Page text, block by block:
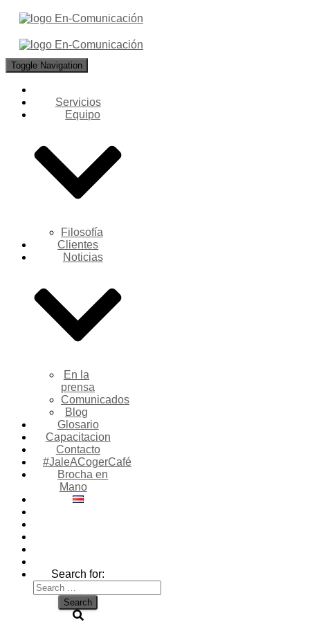
Toggle Navigation
Servicios
Equipo
Filosofía
Clientes
Noticias
En la
prensa
Comunicados
Blog
Glosario
Capacitacion
Contacto
#JaleACogerCafé
Brocha en
Mano
Search for: